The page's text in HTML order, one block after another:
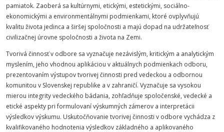
pamiatok. Zaoberá sa kultúrnymi, etickými, estetickými, sociálno-
ekonomickými a environmentálnymi podmienkami, ktoré ovplyvňujú
kvalitu života jedinca a širšej spoločnosti a majú dopad na udržateľnosť
civilizačnej úrovne spoločnosti a života na Zemi.
Tvorivá činnosť v odbore sa vyznačuje nezávislým, kritickým a analytickým
myslením, jeho vhodnou aplikáciou v aktuálnych podmienkach odboru,
prezentovaním výstupov tvorivej činnosti pred vedeckou a odbornou
komunitou v Slovenskej republike a v zahraničí. Vyznačuje sa vysokou
mierou integrity vedeckého bádania, zohľadňuje spoločenské, vedecké a
etické aspekty pri formulovaní výskumných zámerov a interpretácii
výsledkov výskumu. Uskutočňovanie tvorivej činnosti v odbore vychádza z
kvalifikovaného hodnotenia výsledkov základného a aplikovaného